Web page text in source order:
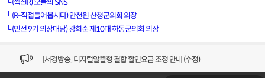
└(섹션R) 오늘의 SNS
└(R-직접들어봅시다) 안천원 산청군의회 의장
└(민선 9기 의장대담) 강희순 제10대 하동군의회 의장
[VOD공지] 청춘초이스 이용금액 변경 안내
[서경방송] 일부 채널편성 변경 안내의 건 (7/22)
[서경방송] 디지털알뜰형 결합 할인요금 조정 안내 (수정)